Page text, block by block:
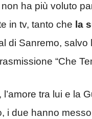
non ha più voluto
in tv, tanto che la
di Sanremo, salvo
“Che
tra lui e la
i due hanno